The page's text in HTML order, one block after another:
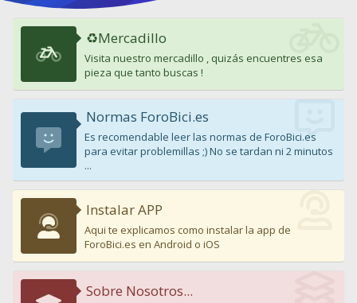
♻️Mercadillo
Visita nuestro mercadillo , quizás encuentres esa
pieza que tanto buscas !
Normas ForoBici.es
Es recomendable leer las normas de ForoBici.es
para evitar problemillas ;) No se tardan ni 2 minutos
...
Instalar APP
Aqui te explicamos como instalar la app de
ForoBici.es en Android o iOS
Sobre Nosotros...